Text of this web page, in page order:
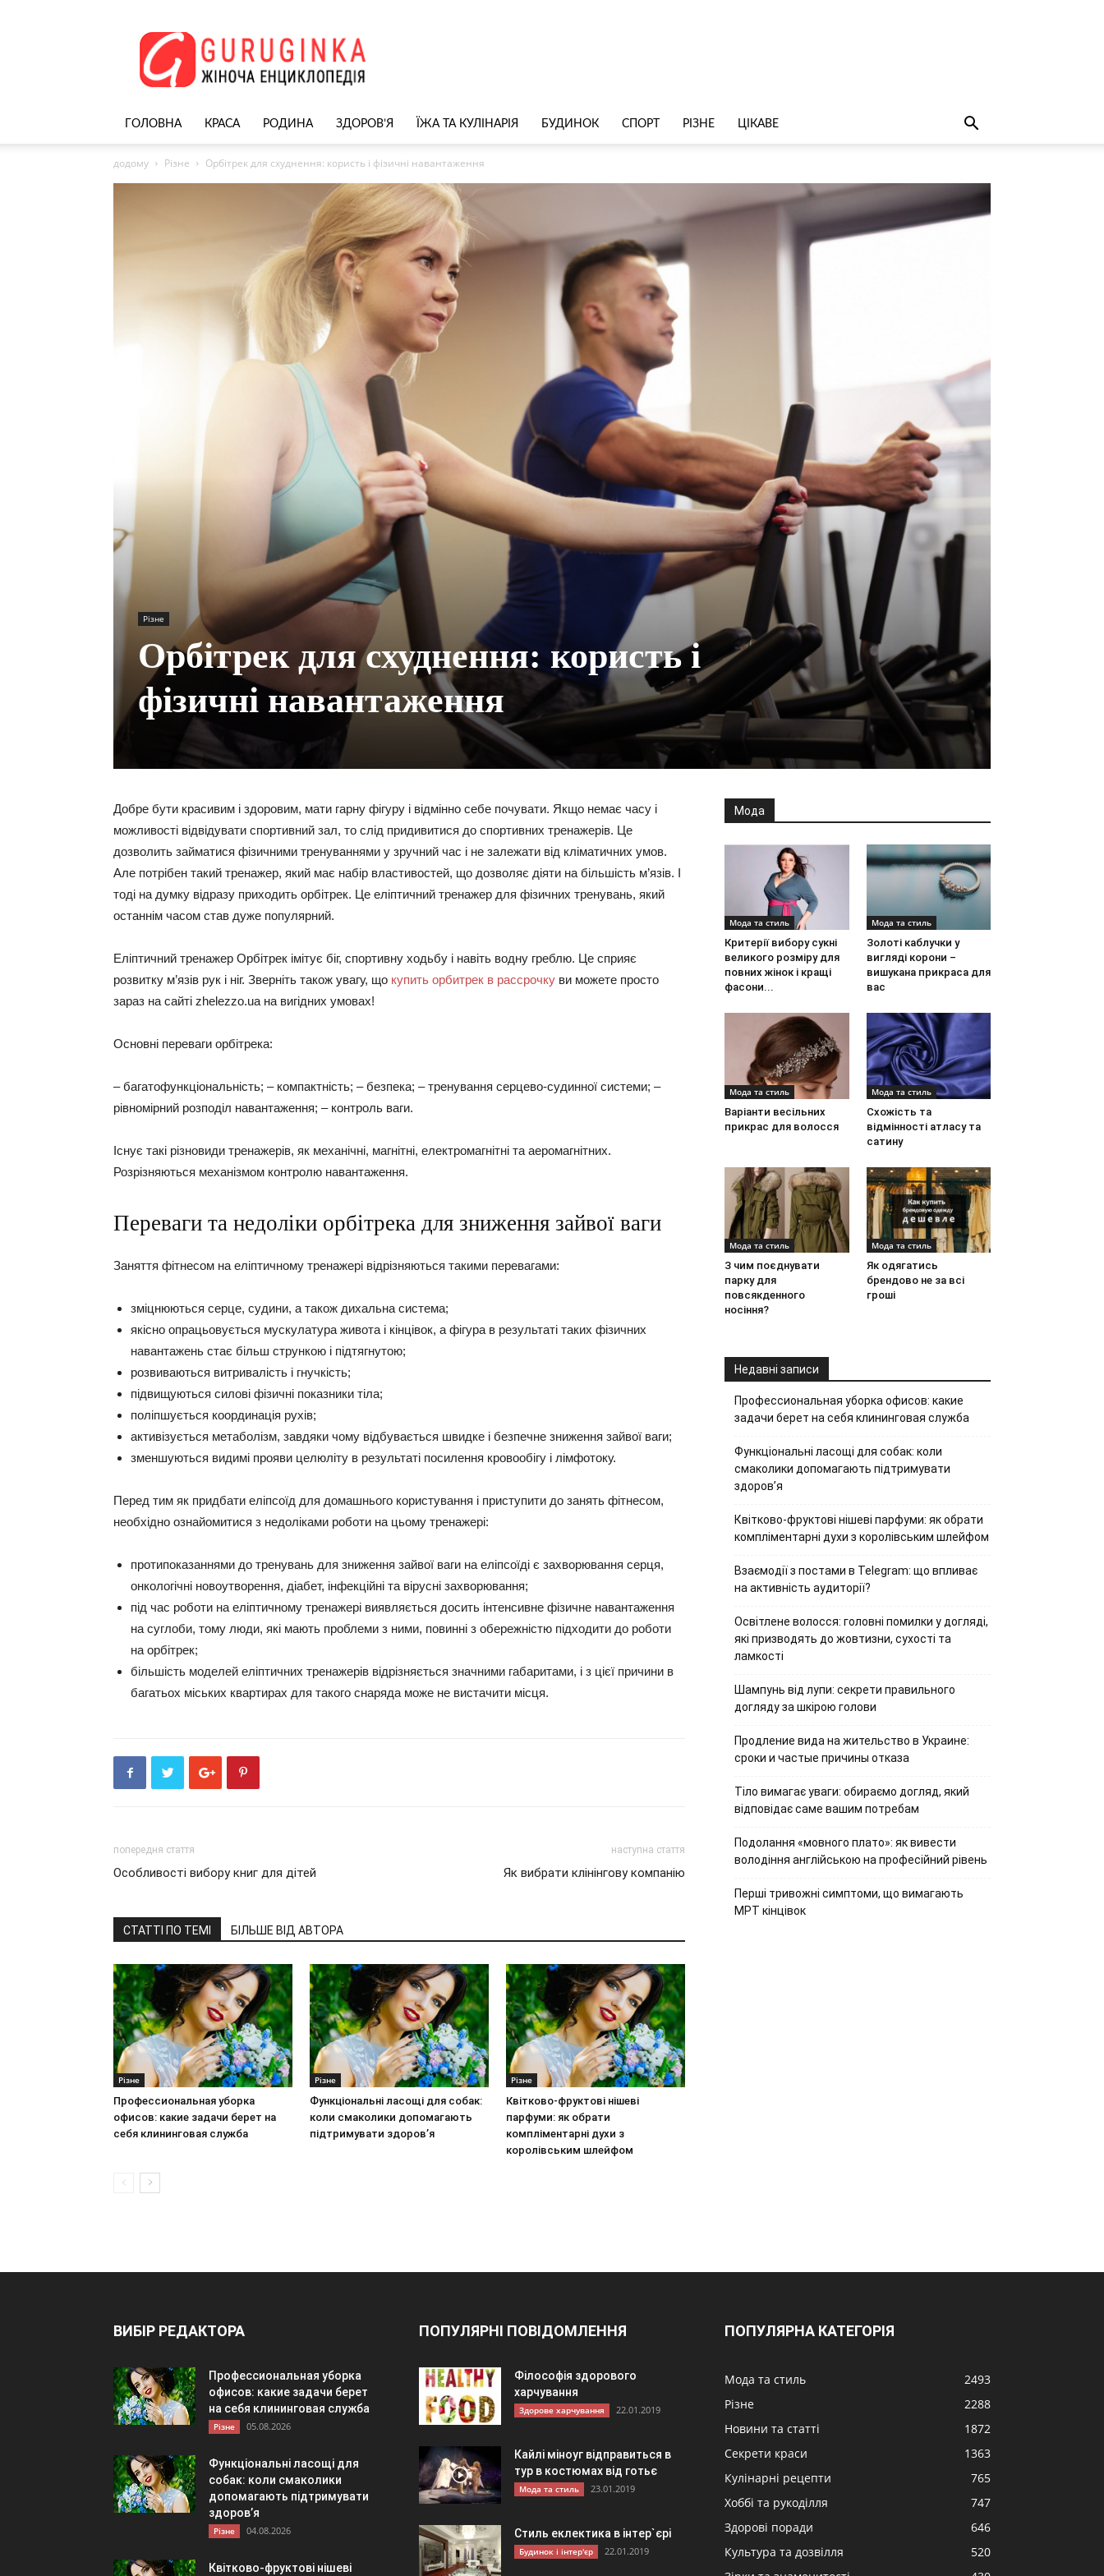
Жіночий
сайт
nekrasivyh.net
ГОЛОВНА КРАСА РОДИНА ЗДОРОВ’Я ЇЖА ТА КУЛІНАРІЯ БУДИНОК СПОРТ РІЗНЕ ЦІКАВЕ
додому Різне Орбітрек для схуднення: користь і фізичні навантаження
Різне
Орбітрек для схуднення: користь і
фізичні навантаження
Добре бути красивим і здоровим, мати гарну фігуру і відмінно себе почувати. Якщо немає часу і
можливості відвідувати спортивний зал, то слід придивитися до спортивних тренажерів. Це
дозволить займатися фізичними тренуваннями у зручний час і не залежати від кліматичних умов.
Але потрібен такий тренажер, який має набір властивостей, що дозволяє діяти на більшість м’язів. І
тоді на думку відразу приходить орбітрек. Це еліптичний тренажер для фізичних тренувань, який
останнім часом став дуже популярний.
Еліптичний тренажер Орбітрек імітує біг, спортивну ходьбу і навіть водну греблю. Це сприяє
розвитку м’язів рук і ніг. Зверніть також увагу, що купить орбитрек в рассрочку ви можете просто
зараз на сайті zhelezzo.ua на вигідних умовах!
Основні переваги орбітрека:
– багатофункціональність; – компактність; – безпека; – тренування серцево-судинної системи; –
рівномірний розподіл навантаження; – контроль ваги.
Існує такі різновиди тренажерів, як механічні, магнітні, електромагнітні та аеромагнітних.
Розрізняються механізмом контролю навантаження.
Переваги та недоліки орбітрека для зниження зайвої ваги
Заняття фітнесом на еліптичному тренажері відрізняються такими перевагами:
зміцнюються серце, судини, а також дихальна система;
якісно опрацьовується мускулатура живота і кінцівок, а фігура в результаті таких фізичних
навантажень стає більш стрункою і підтягнутою;
розвиваються витривалість і гнучкість;
підвищуються силові фізичні показники тіла;
поліпшується координація рухів;
активізується метаболізм, завдяки чому відбувається швидке і безпечне зниження зайвої ваги;
зменшуються видимі прояви целюліту в результаті посилення кровообігу і лімфотоку.
Перед тим як придбати еліпсоїд для домашнього користування і приступити до занять фітнесом,
необхідно ознайомитися з недоліками роботи на цьому тренажері:
протипоказаннями до тренувань для зниження зайвої ваги на еліпсоїді є захворювання серця,
онкологічні новоутворення, діабет, інфекційні та вірусні захворювання;
під час роботи на еліптичному тренажері виявляється досить інтенсивне фізичне навантаження
на суглоби, тому люди, які мають проблеми з ними, повинні з обережністю підходити до роботи
на орбітрек;
більшість моделей еліптичних тренажерів відрізняється значними габаритами, і з цієї причини в
багатьох міських квартирах для такого снаряда може не вистачити місця.
попередня стаття
Особливості вибору книг для дітей
наступна стаття
Як вибрати клінінгову компанію
СТАТТІ ПО ТЕМІ БІЛЬШЕ ВІД АВТОРА
Різне
Профессиональная уборка
офисов: какие задачи берет на
себя клининговая служба
Різне
Функціональні ласощі для собак:
коли смаколики допомагають
підтримувати здоров’я
Різне
Квітково-фруктові нішеві
парфуми: як обрати
компліментарні духи з
королівським шлейфом
Мода
Мода та стиль
Критерії вибору сукні
великого розміру для
повних жінок і кращі
фасони...
Мода та стиль
Золоті каблучки у
вигляді корони –
вишукана прикраса для
вас
Мода та стиль
Варіанти весільних
прикрас для волосся
Мода та стиль
Схожість та
відмінності атласу та
сатину
Мода та стиль
З чим поєднувати
парку для
повсякденного
носіння?
Мода та стиль
Як одягатись
брендово не за всі
гроші
Недавні записи
Профессиональная уборка офисов: какие
задачи берет на себя клининговая служба
Функціональні ласощі для собак: коли
смаколики допомагають підтримувати
здоров’я
Квітково-фруктові нішеві парфуми: як обрати
компліментарні духи з королівським шлейфом
Взаємодії з постами в Telegram: що впливає
на активність аудиторії?
Освітлене волосся: головні помилки у догляді,
які призводять до жовтизни, сухості та
ламкості
Шампунь від лупи: секрети правильного
догляду за шкірою голови
Продление вида на жительство в Украине:
сроки и частые причины отказа
Тіло вимагає уваги: обираємо догляд, який
відповідає саме вашим потребам
Подолання «мовного плато»: як вивести
володіння англійською на професійний рівень
Перші тривожні симптоми, що вимагають
МРТ кінцівок
ВИБІР РЕДАКТОРА
Профессиональная уборка
офисов: какие задачи берет
на себя клининговая служба
Різне 05.08.2026
Функціональні ласощі для
собак: коли смаколики
допомагають підтримувати
здоров’я
Різне 04.08.2026
Квітково-фруктові нішеві
ПОПУЛЯРНІ ПОВІДОМЛЕННЯ
Філософія здорового
харчування
Здорове харчування 22.01.2019
Кайлі міноуг відправиться в
тур в костюмах від готьє
Мода та стиль 23.01.2019
Стиль еклектика в інтер`єрі
Будинок і інтер'єр 22.01.2019
ПОПУЛЯРНА КАТЕГОРІЯ
Мода та стиль
2493
Різне
2288
Новини та статті
1872
Секрети краси
1363
Кулінарні рецепти
765
Хоббі та рукоділля
747
Здорові поради
646
Культура та дозвілля
520